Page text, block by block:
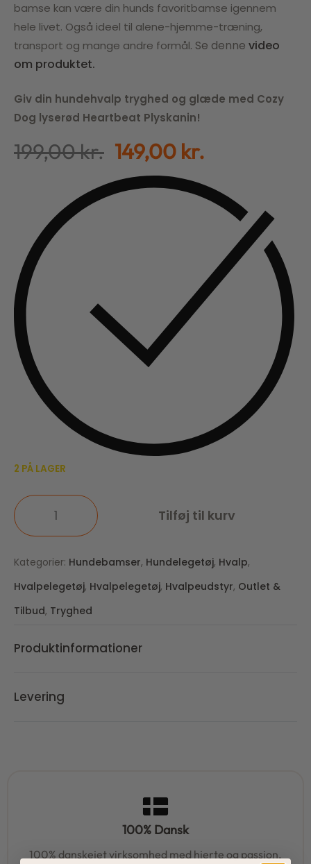
bamse kan være din hunds favoritbamse igennem
hele livet. Også ideel til alene-hjemme-træning,
transport og mange andre formål. Se denne video
om produktet.
Giv din hundehvalp tryghed og glæde med Cozy
Dog lyserød Heartbeat Plyskanin!
199,00kr. 149,00 kr.
2 PÅ LAGER
Tilføj til kurv
Kategorier: Hundebamser, Hundelegetøj, Hvalp,
Hvalpelegetøj, Hvalpelegetøj, Hvalpeudstyr, Outlet &
Tilbud, Tryghed
Produktinformationer
Levering
100% Dansk
100% danskejet virksomhed med hjerte og passion.